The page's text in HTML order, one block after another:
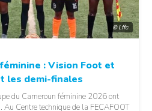
© Lffc
: Vision Foot et
les demi-finales
du Cameroun féminine 2026 ont
Centre technique de la FECAFOOT